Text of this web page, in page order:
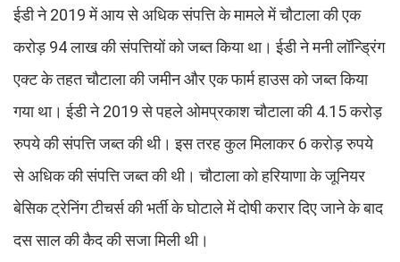
ईडी ने 2019 में आय से अधिक संपत्ति के मामले में चौटाला की एक
करोड़ 94 लाख की संपत्तियों को जब्त किया था। ईडी ने मनी लॉन्ड्रिंग
एक्ट के तहत चौटाला की जमीन और एक फार्म हाउस को जब्त किया
गया था। ईडी ने 2019 से पहले ओमप्रकाश चौटाला की 4.15 करोड़
रुपये की संपत्ति जब्त की थी। इस तरह कुल मिलाकर 6 करोड़ रुपये
से अधिक की संपत्ति जब्त की थी। चौटाला को हरियाणा के जूनियर
बेसिक ट्रेनिंग टीचर्स की भर्ती के घोटाले में दोषी करार दिए जाने के बाद
दस साल की कैद की सजा मिली थी।